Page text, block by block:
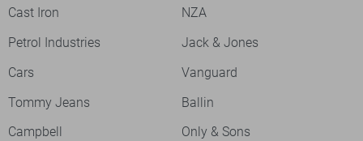
Cast Iron
NZA
Petrol Industries
Jack & Jones
Cars
Vanguard
Tommy Jeans
Ballin
Campbell
Only & Sons